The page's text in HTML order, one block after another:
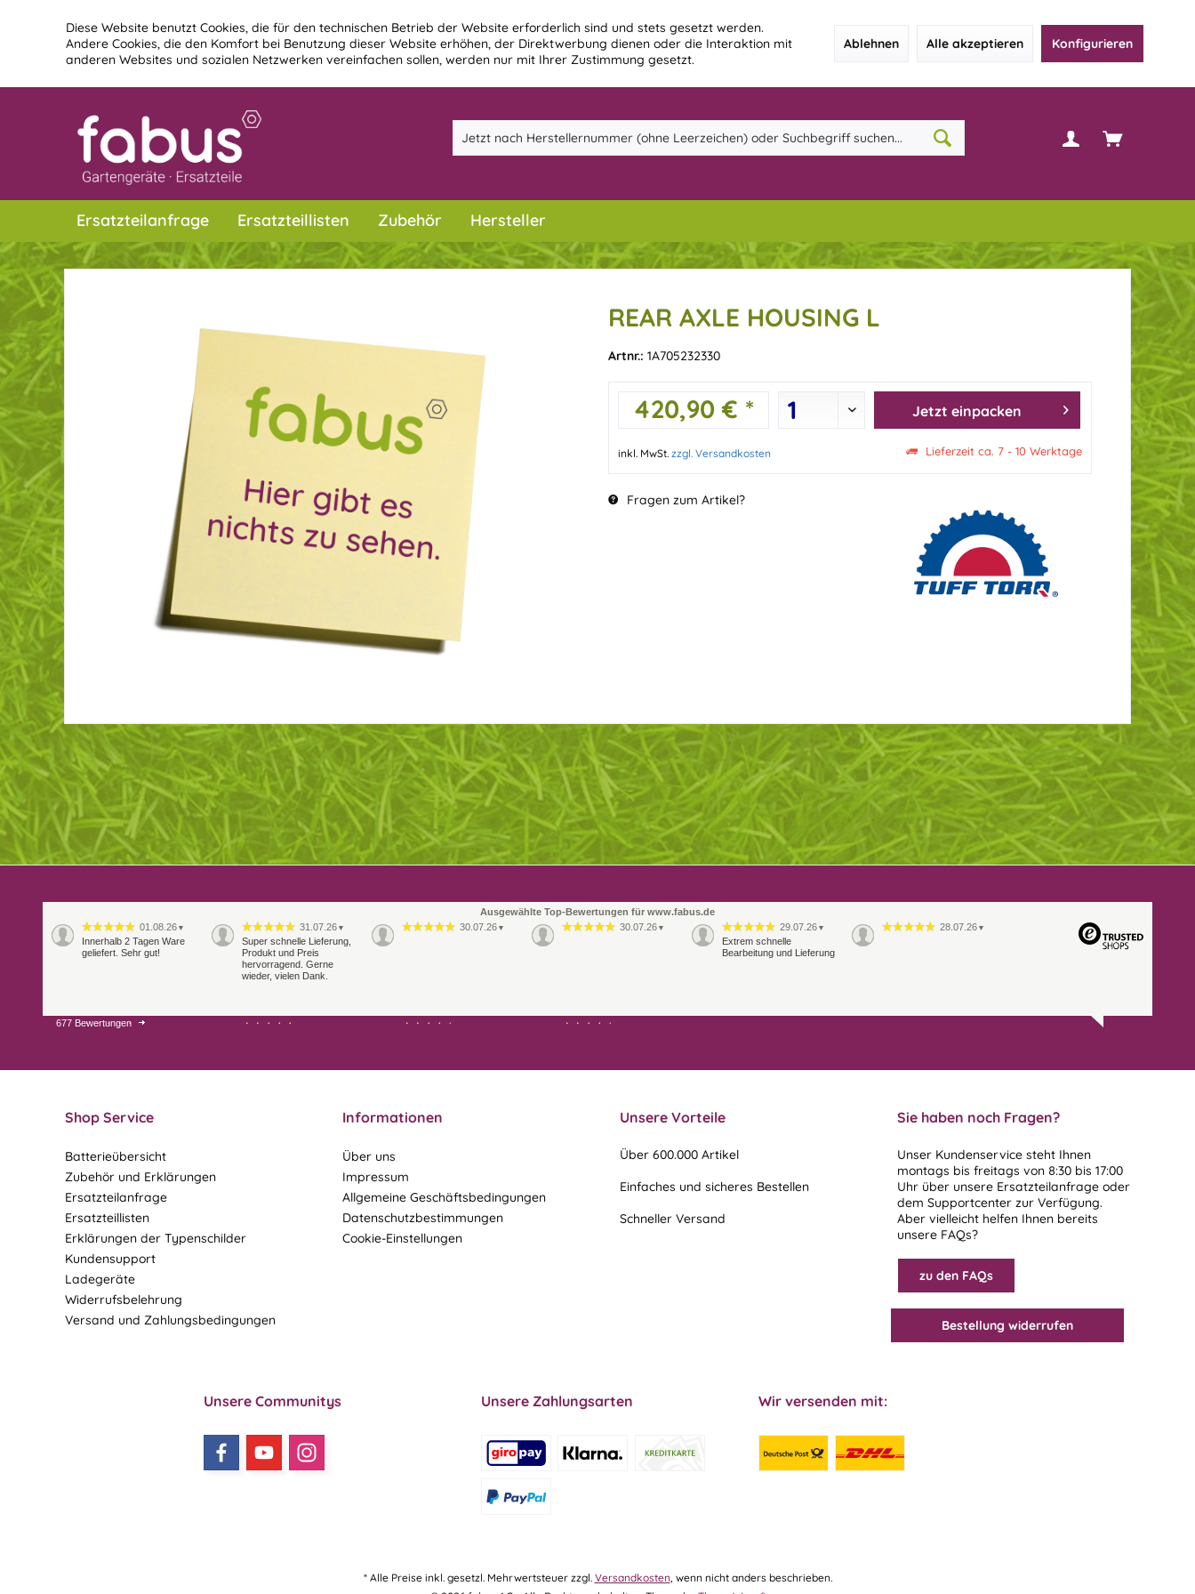
Diese Website benutzt Cookies, die für den technischen Betrieb der Website erforderlich sind und stets gesetzt werden.
Andere Cookies, die den Komfort bei Benutzung dieser Website erhöhen, der Direktwerbung dienen oder die Interaktion mit
anderen Websites und sozialen Netzwerken vereinfachen sollen, werden nur mit Ihrer Zustimmung gesetzt.
Ablehnen Alle akzeptieren Konfigurieren
Ersatzteilanfrage Ersatzteillisten Zubehör Hersteller
REAR AXLE HOUSING L
Artnr.: 1A705232330
420,90 € * Jetzt einpacken
inkl. MwSt. zzgl. Versandkosten Lieferzeit ca. 7 - 10 Werktage
Fragen zum Artikel?
Ausgewählte Top-Bewertungen für www.fabus.de
01.08.26 ▼
Innerhalb 2 Tagen Ware
geliefert. Sehr gut!
31.07.26 ▼
Super schnelle Lieferung,
Produkt und Preis
hervorragend. Gerne
wieder, vielen Dank.
30.07.26 ▼ 30.07.26 ▼ 29.07.26 ▼
Extrem schnelle
Bearbeitung und Lieferung
28.07.26 ▼
27.07.26
677 Bewertungen
Shop Service
Batterieübersicht
Zubehör und Erklärungen
Ersatzteilanfrage
Ersatzteillisten
Erklärungen der Typenschilder
Kundensupport
Ladegeräte
Widerrufsbelehrung
Versand und Zahlungsbedingungen
Informationen
Über uns
Impressum
Allgemeine Geschäftsbedingungen
Datenschutzbestimmungen
Cookie-Einstellungen
Unsere Vorteile
Über 600.000 Artikel
Einfaches und sicheres Bestellen
Schneller Versand
Sie haben noch Fragen?
Unser Kundenservice steht Ihnen
montags bis freitags von 8:30 bis 17:00
Uhr über unsere Ersatzteilanfrage oder
dem Supportcenter zur Verfügung.
Aber vielleicht helfen Ihnen bereits
unsere FAQs?
zu den FAQs
Bestellung widerrufen
Unsere Communitys Unsere Zahlungsarten Wir versenden mit:
* Alle Preise inkl. gesetzl. Mehrwertsteuer zzgl. Versandkosten, wenn nicht anders beschrieben.